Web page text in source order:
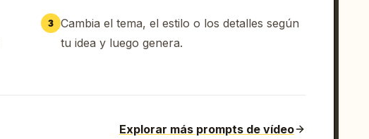
3 Cambia el tema, el estilo o los detalles según
tu idea y luego genera.
Explorar más prompts de vídeo